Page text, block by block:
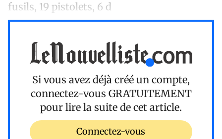
fusils, 19 pistolets, 6 d
Si vous avez déjà créé un compte,
connectez-vous GRATUITEMENT
pour lire la suite de cet article.
Connectez-vous